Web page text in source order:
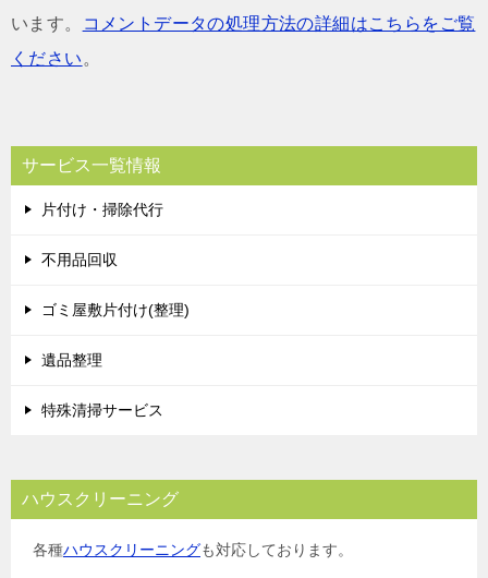
います。
コメントデータの処理方法の詳細はこちらをご覧
ください 。
サービス一覧情報
片付け・掃除代行
不用品回収
ゴミ屋敷片付け(整理)
遺品整理
特殊清掃サービス
ハウスクリーニング
各種ハウスクリーニングも対応しております。